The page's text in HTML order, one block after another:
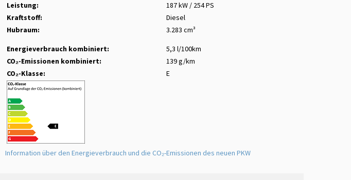
Leistung:
187 kW / 254 PS
Kraftstoff:
Diesel
Hubraum:
3.283 cm³
Energieverbrauch kombiniert:
5,3 l/100km
CO₂-Emissionen kombiniert:
139 g/km
CO₂-Klasse:
E
Information über den Energieverbrauch und die CO₂-Emissionen des neuen PKW